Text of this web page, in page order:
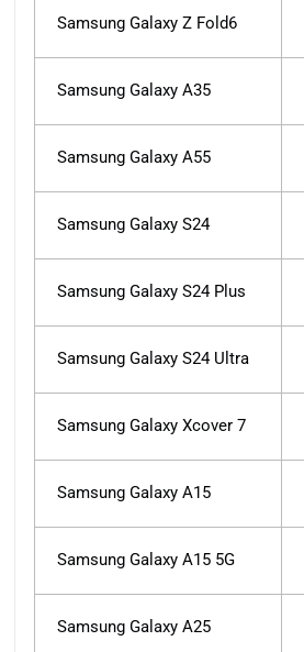
Samsung Galaxy Z Fold6
Samsung Galaxy A35
Samsung Galaxy A55
Samsung Galaxy S24
Samsung Galaxy S24 Plus
Samsung Galaxy S24 Ultra
Samsung Galaxy Xcover 7
Samsung Galaxy A15
Samsung Galaxy A15 5G
Samsung Galaxy A25